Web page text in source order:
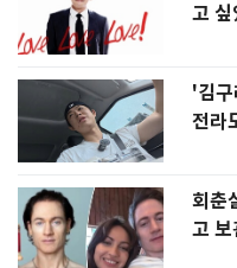
고
'김
전라
회춘
고